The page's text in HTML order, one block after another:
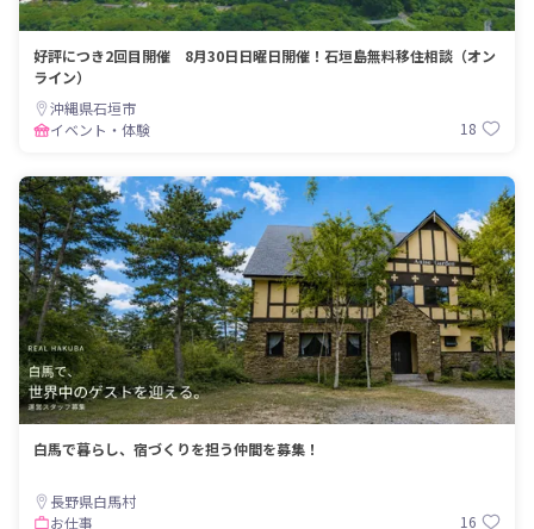
好評につき2回目開催 8月30日日曜日開催！石垣島無料移住相談（オン
ライン）
沖縄県石垣市
イベント・体験
18
白馬で暮らし、宿づくりを担う仲間を募集！
長野県白馬村
お仕事
16